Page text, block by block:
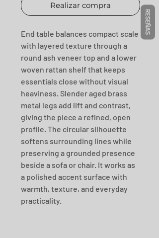
Realizar compra
End table balances compact scale
with layered texture through a
round ash veneer top and a lower
woven rattan shelf that keeps
essentials close without visual
heaviness. Slender aged brass
metal legs add lift and contrast,
giving the piece a refined, open
profile. The circular silhouette
softens surrounding lines while
preserving a grounded presence
beside a sofa or chair. It works as
a polished accent surface with
warmth, texture, and everyday
practicality.
RESEÑAS